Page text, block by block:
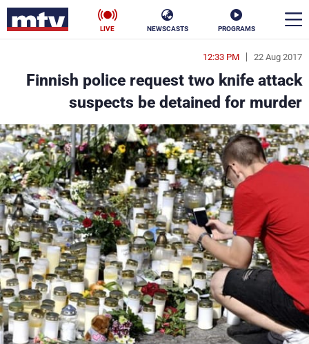
PROGRAMS
NEWSCASTS
LIVE
22 Aug 2017
12:33 PM
Finnish police request two knife attack
suspects be detained for murder
en
الأخبار
سياسة ناس
إقتصاد فن
رياضة
كأس العالم
البرامج
جدول البرامج
شاهد البرامج